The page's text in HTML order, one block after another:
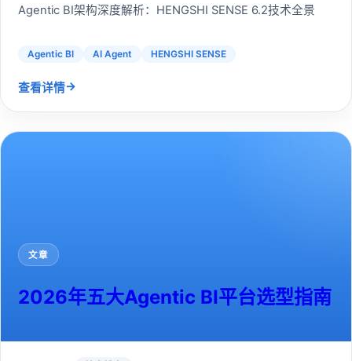
Agentic BI架构深度解析：HENGSHI SENSE 6.2技术全景
Agentic BI AI Agent HENGSHI SENSE
查看详情→
文章
2026年五大Agentic BI平台选型指南